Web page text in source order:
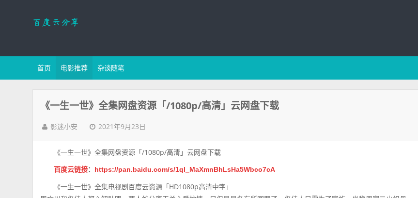
首页 电影推荐 杂谈随笔
《一生一世》全集网盘资源「/1080p/高清」云网盘下载
影迷小安 2021年9月23日
《一生一世》全集网盘资源「/1080p/高清」云网盘下载
百度云链接： https://pan.baidu.com/s/1ql_MaXmnBhLsHa5Wbco7cA
《一生一世》全集电视剧百度云资源「HD1080p高清中字」